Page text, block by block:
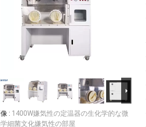
: 1400W嫌気性の定温器の生化学的な微
細菌文化嫌気性の部屋